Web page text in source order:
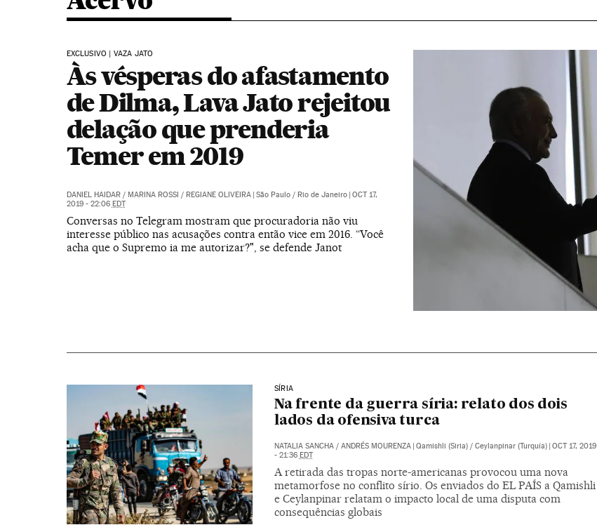
EXCLUSIVO | VAZA JATO
Às vésperas do afastamento
de Dilma, Lava Jato rejeitou
delação que prenderia
Temer em 2019
DANIEL HAIDAR/ MARINA ROSSI / REGIANE OLIVEIRA | São Paulo / Rio de Janeiro | OCT 17,
2019 - 22:06 EDT
Conversas no Telegram mostram que procuradoria não viu
interesse público nas acusações contra então vice em 2016. “Você
acha que o Supremo ia me autorizar?", se defende Janot
SÍRIA
Na frente da guerra síria: relato dos dois
lados da ofensiva turca
NATALIA SANCHA/ ANDRÉS MOURENZA Qamishli (Siria) / Ceylanpinar (Turquía) OCT 17, 2019
- 21:36 EDT
A retirada das tropas norte-americanas provocou uma nova
metamorfose no conflito sírio. Os enviados do EL PAÍS a Qamishli
e Ceylanpinar relatam o impacto local de uma disputa com
consequências globais